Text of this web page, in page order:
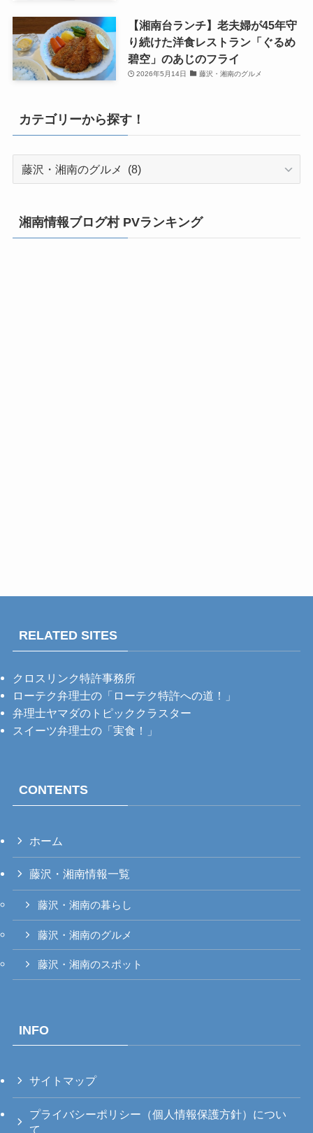
【湘南台ランチ】老夫婦が45年守
り続けた洋食レストラン「ぐるめ
碧空」のあじのフライ
2026年5月14日 藤沢・湘南のグルメ
カテゴリーから探す！
リ
ー
湘南情報ブログ村 PVランキング
RELATED SITES
クロスリンク特許事務所
ローテク弁理士の「ローテク特許への道！」
弁理士ヤマダのトピッククラスター
スイーツ弁理士の「実食！」
CONTENTS
ホーム
藤沢・湘南情報一覧
藤沢・湘南の暮らし
藤沢・湘南のグルメ
藤沢・湘南のスポット
INFO
サイトマップ
プライバシーポリシー（個人情報保護方針）につい
て